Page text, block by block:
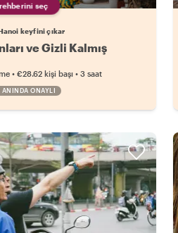
seç
keyfini çıkar
ve Gizli Kalmış
•€28.62 kişi başı •3 saat
ANINDA ONAYLI